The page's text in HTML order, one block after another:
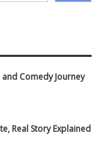
Comedy Journey
Real Story Explained